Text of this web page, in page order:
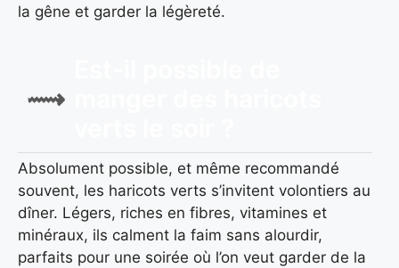
la gêne et garder la légèreté.
Absolument possible, et même recommandé
souvent, les haricots verts s’invitent volontiers au
dîner. Légers, riches en fibres, vitamines et
minéraux, ils calment la faim sans alourdir,
parfaits pour une soirée où l’on veut garder de la